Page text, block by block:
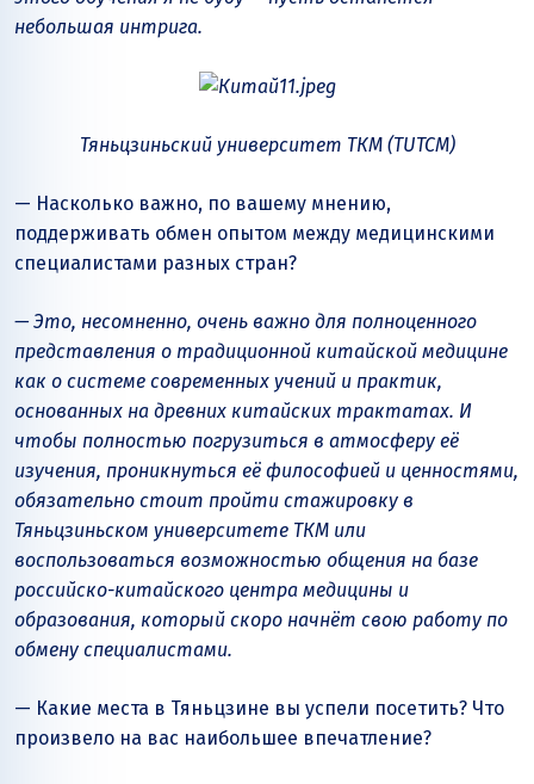
небольшая интрига.
Тяньцзиньский университет ТКМ (TUTCM)
— Насколько важно, по вашему мнению,
поддерживать обмен опытом между медицинскими
специалистами разных стран?
— Это, несомненно, очень важно для полноценного
представления о традиционной китайской медицине
как о системе современных учений и практик,
основанных на древних китайских трактатах. И
чтобы полностью погрузиться в атмосферу её
изучения, проникнуться её философией и ценностями,
обязательно стоит пройти стажировку в
Тяньцзиньском университете ТКМ или
воспользоваться возможностью общения на базе
российско-китайского центра медицины и
образования, который скоро начнёт свою работу по
обмену специалистами.
— Какие места в Тяньцзине вы успели посетить? Что
произвело на вас наибольшее впечатление?